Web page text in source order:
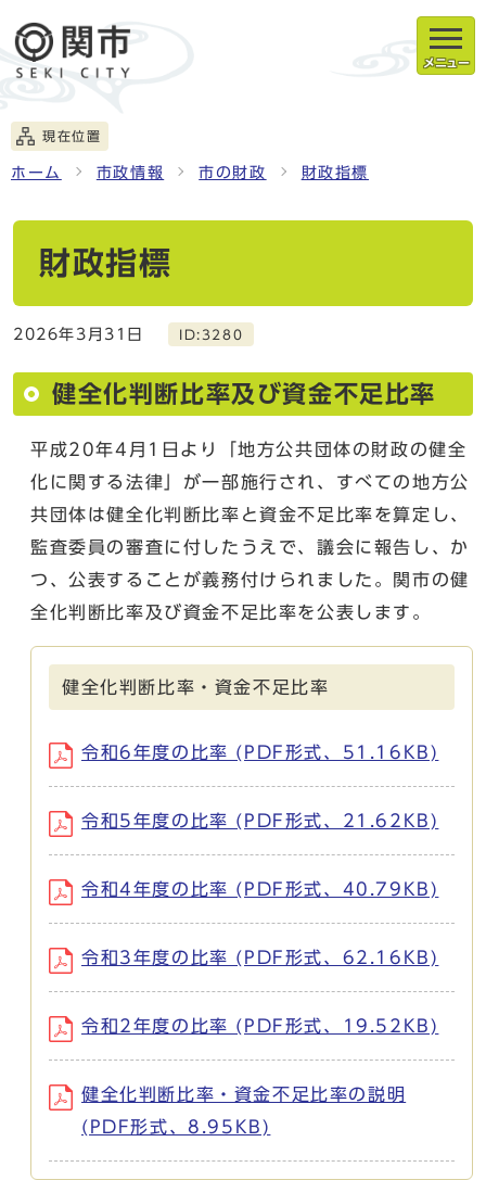
メニュー
現在位置
ホーム 市政情報 市の財政 財政指標
財政指標
2026年3月31日 ID:3280
健全化判断比率及び資金不足比率
平成20年4月1日より「地方公共団体の財政の健全
化に関する法律」が一部施行され、すべての地方公
共団体は健全化判断比率と資金不足比率を算定し、
監査委員の審査に付したうえで、議会に報告し、か
つ、公表することが義務付けられました。関市の健
全化判断比率及び資金不足比率を公表します。
健全化判断比率・資金不足比率
令和6年度の比率 (PDF形式、51.16KB)
令和5年度の比率 (PDF形式、21.62KB)
令和4年度の比率 (PDF形式、40.79KB)
令和3年度の比率 (PDF形式、62.16KB)
令和2年度の比率 (PDF形式、19.52KB)
健全化判断比率・資金不足比率の説明
(PDF形式、8.95KB)